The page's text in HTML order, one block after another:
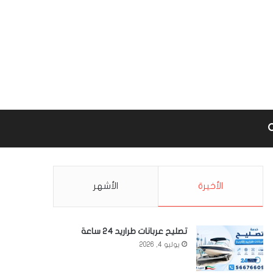
Google
بحث عن
الأخيرة الأشهر
تصليح عربانات طراريد 24 ساعة
يوليو 4, 2026